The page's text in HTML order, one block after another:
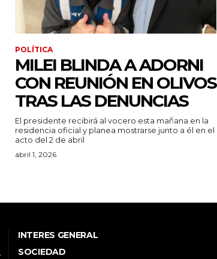
POLÍTICA
MILEI BLINDA A ADORNI
CON REUNIÓN EN OLIVOS
TRAS LAS DENUNCIAS
El presidente recibirá al vocero esta mañana en la
residencia oficial y planea mostrarse junto a él en el
acto del 2 de abril
abril 1, 2026
INTERES GENERAL
SOCIEDAD